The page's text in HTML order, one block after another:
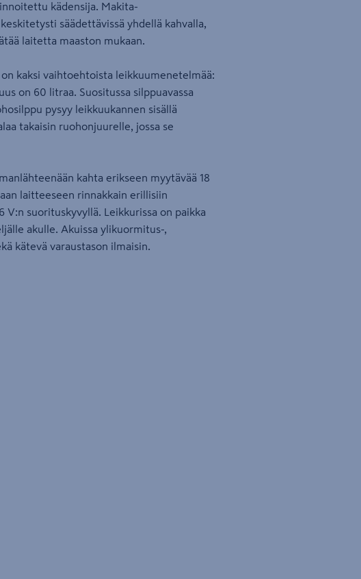
kädensija. Makita-
säädettävissä yhdellä kahvalla,
laitetta maaston mukaan.
kaksi vaihtoehtoista leikkuumenetelmää:
on 60 litraa. Suositussa silppuavassa
pysyy leikkuukannen sisällä
takaisin ruohonjuurelle, jossa se
kahta erikseen myytävää 18
laitteeseen rinnakkain erillisiin
suorituskyvyllä. Leikkurissa on paikka
akulle. Akuissa ylikuormitus-,
kätevä varaustason ilmaisin.